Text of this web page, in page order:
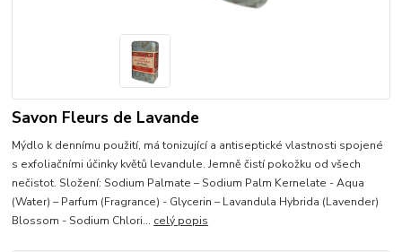
Savon Fleurs de Lavande
Mýdlo k dennímu použití, má tonizující a antiseptické vlastnosti spojené
s exfoliačními účinky květů levandule. Jemně čistí pokožku od všech
nečistot. Složení: Sodium Palmate – Sodium Palm Kernelate - Aqua
(Water) – Parfum (Fragrance) - Glycerin – Lavandula Hybrida (Lavender)
Blossom - Sodium Chlori... celý popis